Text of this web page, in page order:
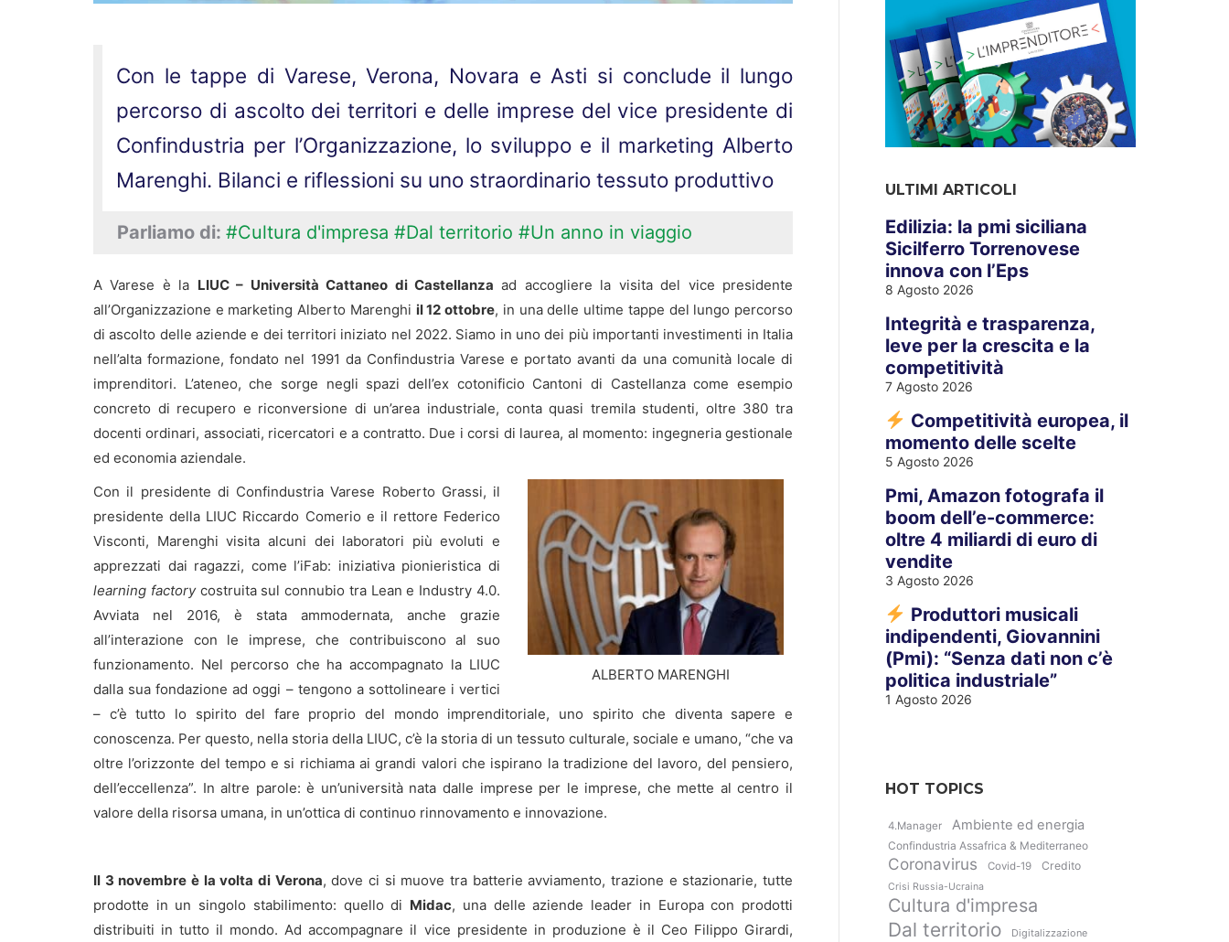
Con le tappe di Varese, Verona, Novara e Asti si conclude il lungo
percorso di ascolto dei territori e delle imprese del vice presidente di
Confindustria per l’Organizzazione, lo sviluppo e il marketing Alberto
Marenghi. Bilanci e riflessioni su uno straordinario tessuto produttivo
Parliamo di: #Cultura d'impresa #Dal territorio #Un anno in viaggio
A Varese è la LIUC – Università Cattaneo di Castellanza ad accogliere la visita del vice presidente
all’Organizzazione e marketing Alberto Marenghi il 12 ottobre, in una delle ultime tappe del lungo percorso
di ascolto delle aziende e dei territori iniziato nel 2022. Siamo in uno dei più importanti investimenti in Italia
nell’alta formazione, fondato nel 1991 da Confindustria Varese e portato avanti da una comunità locale di
imprenditori. L’ateneo, che sorge negli spazi dell’ex cotonificio Cantoni di Castellanza come esempio
concreto di recupero e riconversione di un’area industriale, conta quasi tremila studenti, oltre 380 tra
docenti ordinari, associati, ricercatori e a contratto. Due i corsi di laurea, al momento: ingegneria gestionale
ed economia aziendale.
ALBERTO MARENGHI
Con il presidente di Confindustria Varese Roberto Grassi, il
presidente della LIUC Riccardo Comerio e il rettore Federico
Visconti, Marenghi visita alcuni dei laboratori più evoluti e
apprezzati dai ragazzi, come l’iFab: iniziativa pionieristica di
learning factorycostruita sul connubio tra Lean e Industry 4.0.
Avviata nel 2016, è stata ammodernata, anche grazie
all’interazione con le imprese, che contribuiscono al suo
funzionamento. Nel percorso che ha accompagnato la LIUC
dalla sua fondazione ad oggi – tengono a sottolineare i vertici
– c’è tutto lo spirito del fare proprio del mondo imprenditoriale, uno spirito che diventa sapere e
conoscenza. Per questo, nella storia della LIUC, c’è la storia di un tessuto culturale, sociale e umano, “che va
oltre l’orizzonte del tempo e si richiama ai grandi valori che ispirano la tradizione del lavoro, del pensiero,
dell’eccellenza”. In altre parole: è un’università nata dalle imprese per le imprese, che mette al centro il
valore della risorsa umana, in un’ottica di continuo rinnovamento e innovazione.
Il 3 novembre è la volta di Verona, dove ci si muove tra batterie avviamento, trazione e stazionarie, tutte
prodotte in un singolo stabilimento: quello di Midac, una delle aziende leader in Europa con prodotti
distribuiti in tutto il mondo. Ad accompagnare il vice presidente in produzione è il Ceo Filippo Girardi,
ULTIMI ARTICOLI
Edilizia: la pmi siciliana
Sicilferro Torrenovese
innova con l’Eps
8 Agosto 2026
Integrità e trasparenza,
leve per la crescita e la
competitività
7 Agosto 2026
Competitività europea, il
momento delle scelte
5 Agosto 2026
Pmi, Amazon fotografa il
boom dell’e-commerce:
oltre 4 miliardi di euro di
vendite
3 Agosto 2026
Produttori musicali
indipendenti, Giovannini
(Pmi): “Senza dati non c’è
politica industriale”
1 Agosto 2026
HOT TOPICS
4.Manager Ambiente ed energia
Confindustria Assafrica & Mediterraneo
Coronavirus Covid-19 Credito
Crisi Russia-Ucraina
Cultura d'impresa
Dal territorio
Digitalizzazione